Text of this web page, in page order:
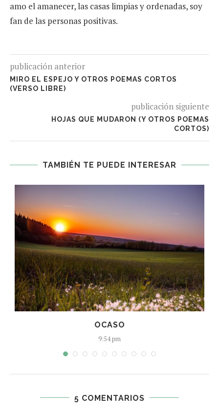
amo el amanecer, las casas limpias y ordenadas, soy
fan de las personas positivas.
publicación anterior
MIRO EL ESPEJO Y OTROS POEMAS CORTOS
(VERSO LIBRE)
publicación siguiente
HOJAS QUE MUDARON (Y OTROS POEMAS
CORTOS)
TAMBIÉN TE PUEDE INTERESAR
OCASO
9:54 pm
5 COMENTARIOS